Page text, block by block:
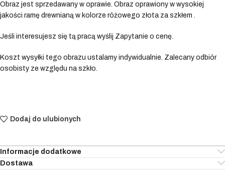
Obraz jest sprzedawany w oprawie. Obraz oprawiony w wysokiej
jakości ramę drewnianą w kolorze różowego złota za szkłem .
Jeśli interesujesz się tą pracą wyślij Zapytanie o cenę.
Koszt wysyłki tego obrazu ustalamy indywidualnie. Zalecany odbiór
osobisty ze względu na szkło.
Dodaj do ulubionych
Informacje dodatkowe
Dostawa